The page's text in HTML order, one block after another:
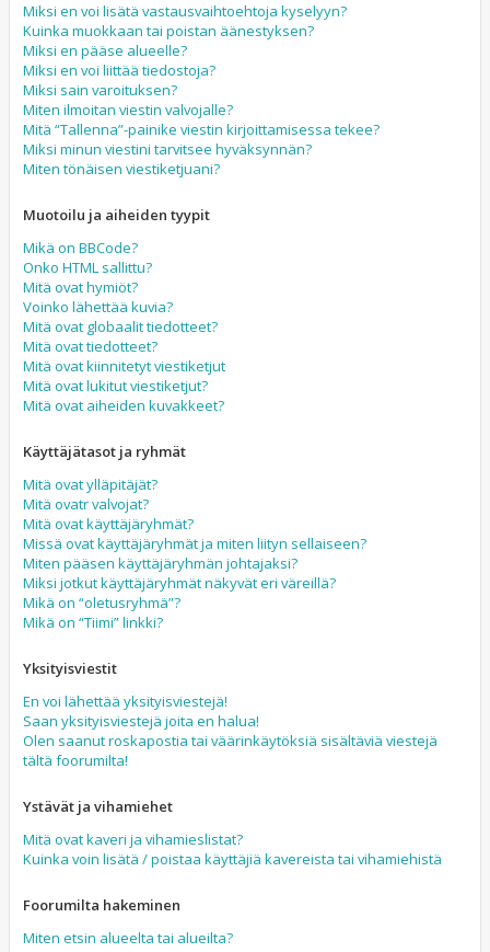
Miksi en voi lisätä vastausvaihtoehtoja kyselyyn?
Kuinka muokkaan tai poistan äänestyksen?
Miksi en pääse alueelle?
Miksi en voi liittää tiedostoja?
Miksi sain varoituksen?
Miten ilmoitan viestin valvojalle?
Mitä “Tallenna”-painike viestin kirjoittamisessa tekee?
Miksi minun viestini tarvitsee hyväksynnän?
Miten tönäisen viestiketjuani?
Muotoilu ja aiheiden tyypit
Mikä on BBCode?
Onko HTML sallittu?
Mitä ovat hymiöt?
Voinko lähettää kuvia?
Mitä ovat globaalit tiedotteet?
Mitä ovat tiedotteet?
Mitä ovat kiinnitetyt viestiketjut
Mitä ovat lukitut viestiketjut?
Mitä ovat aiheiden kuvakkeet?
Käyttäjätasot ja ryhmät
Mitä ovat ylläpitäjät?
Mitä ovatr valvojat?
Mitä ovat käyttäjäryhmät?
Missä ovat käyttäjäryhmät ja miten liityn sellaiseen?
Miten pääsen käyttäjäryhmän johtajaksi?
Miksi jotkut käyttäjäryhmät näkyvät eri väreillä?
Mikä on “oletusryhmä”?
Mikä on “Tiimi” linkki?
Yksityisviestit
En voi lähettää yksityisviestejä!
Saan yksityisviestejä joita en halua!
Olen saanut roskapostia tai väärinkäytöksiä sisältäviä viestejä
tältä foorumilta!
Ystävät ja vihamiehet
Mitä ovat kaveri ja vihamieslistat?
Kuinka voin lisätä / poistaa käyttäjiä kavereista tai vihamiehistä
Foorumilta hakeminen
Miten etsin alueelta tai alueilta?